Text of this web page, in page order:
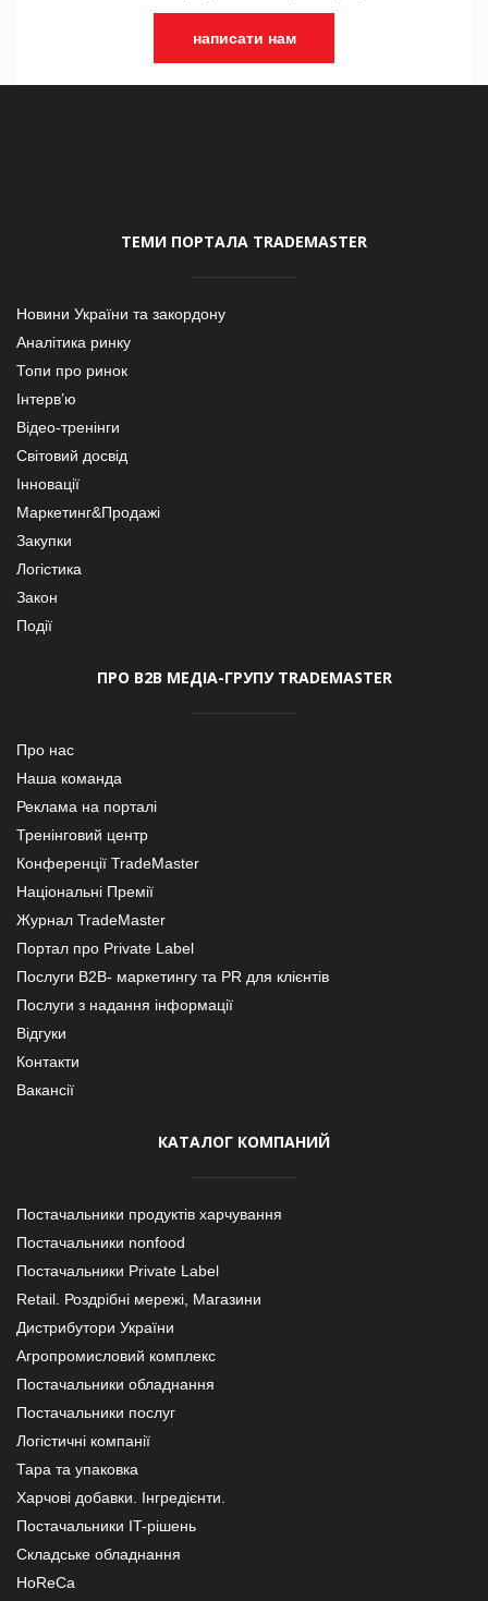
написати нам
ТЕМИ ПОРТАЛА TRADEMASTER
Новини України та закордону
Аналітика ринку
Топи про ринок
Інтерв’ю
Відео-тренінги
Світовий досвід
Інновації
Маркетинг&Продажі
Закупки
Логістика
Закон
Події
ПРО В2В МЕДІА-ГРУПУ TRADEMASTER
Про нас
Наша команда
Реклама на порталі
Тренінговий центр
Конференції TradeMaster
Національні Премії
Журнал TradeMaster
Портал про Private Label
Послуги В2В- маркетингу та PR для клієнтів
Послуги з надання інформації
Відгуки
Контакти
Вакансії
КАТАЛОГ КОМПАНИЙ
Постачальники продуктів харчування
Постачальники nonfood
Постачальники Private Label
Retail. Роздрібні мережі, Магазини
Дистрибутори України
Агропромисловий комплекс
Постачальники обладнання
Постачальники послуг
Логістичні компанії
Тара та упаковка
Харчові добавки. Інгредієнти.
Постачальники IT-рішень
Складське обладнання
HoReCa